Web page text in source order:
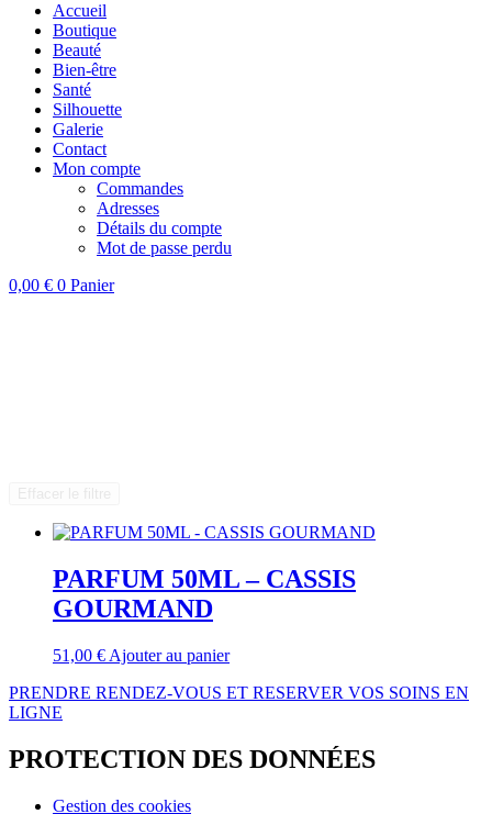
Accueil
Boutique
Beauté
Bien-être
Santé
Silhouette
Galerie
Contact
Mon compte
Commandes
Adresses
Détails du compte
Mot de passe perdu
0,00 € 0 Panier
PARFUM 50ML – CASSIS
GOURMAND
51,00 € Ajouter au panier
PRENDRE RENDEZ-VOUS ET RESERVER VOS SOINS EN
LIGNE
PROTECTION DES DONNÉES
Gestion des cookies